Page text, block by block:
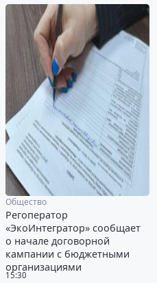
15:30
Общество
Регоператор
«ЭкоИнтегратор» сообщает
о начале договорной
кампании с бюджетными
организациями